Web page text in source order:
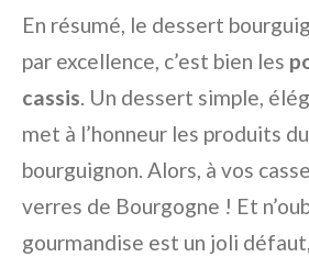
En résumé, le dessert
par excellence, c’est bien les
cassis. Un dessert simple,
met à l’honneur les produits
bourguignon. Alors, à vos
verres de Bourgogne ! Et
gourmandise est un joli